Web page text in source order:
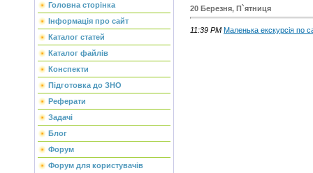
Головна сторінка
Інформація про сайт
Каталог статей
Каталог файлів
Конспекти
Підготовка до ЗНО
Реферати
Задачі
Блог
Форум
Форум для користувачів
20 Березня, П`ятниця
11:39 PM Маленька екскурсія по